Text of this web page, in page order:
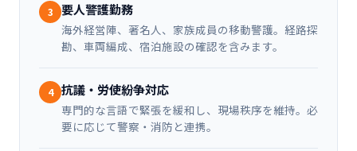
3 要人警護勤務
海外経営陣、著名人、家族成員の移動警護。経路探
勘、車両編成、宿泊施設の確認を含みます。
4 抗議・労使紛争対応
専門的な言語で緊張を緩和し、現場秩序を維持。必
要に応じて警察・消防と連携。